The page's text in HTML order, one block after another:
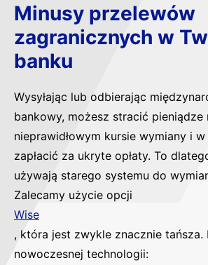
Minusy przelewów
zagranicznych w
banku
Wysyłając lub odbierając
bankowy, możesz stracić pieniądze
nieprawidłowym kursie wymiany i
zapłacić za ukryte opłaty. To
używają starego systemu do
Zalecamy użycie opcji
Wise
, która jest zwykle znacznie tańsza.
nowoczesnej technologii: